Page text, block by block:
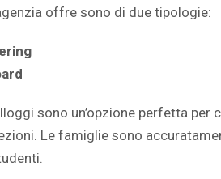
offre sono di due tipologie:
sono un’opzione perfetta
Le famiglie sono